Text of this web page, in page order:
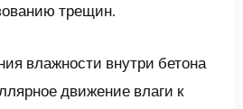
трещин.
влажности внутри бетона
движение влаги к